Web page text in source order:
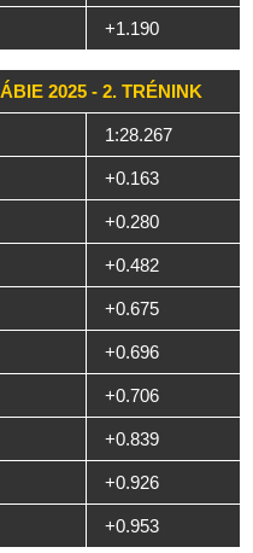
+1.190
2025 - 2. TRÉNINK
1:28.267
+0.163
+0.280
+0.482
+0.675
+0.696
+0.706
+0.839
+0.926
+0.953